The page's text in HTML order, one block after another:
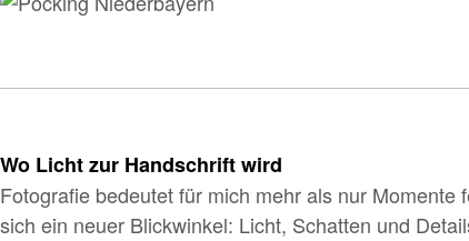
Wo Licht zur Handschrift wird
Fotografie bedeutet für mich mehr als nur
sich ein neuer Blickwinkel: Licht, Schatten und